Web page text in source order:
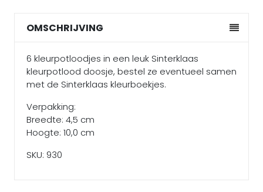
OMSCHRIJVING
6 kleurpotloodjes in een leuk Sinterklaas
kleurpotlood doosje, bestel ze eventueel samen
met de Sinterklaas kleurboekjes.
Verpakking:
Breedte: 4,5 cm
Hoogte: 10,0 cm
SKU: 930